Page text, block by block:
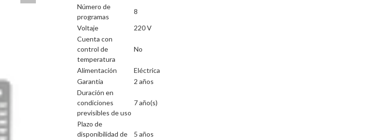
Número de
programas
8
Voltaje
220 V
Cuenta con
control de
temperatura
No
Alimentación
Eléctrica
Garantía
2 años
Duración en
condiciones
previsibles de uso
7 año(s)
Plazo de
disponibilidad de
5 años